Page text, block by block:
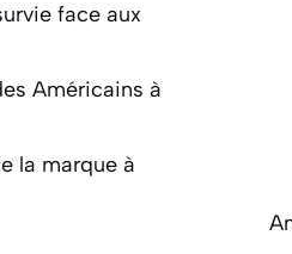
face aux
Américains à
la marque à